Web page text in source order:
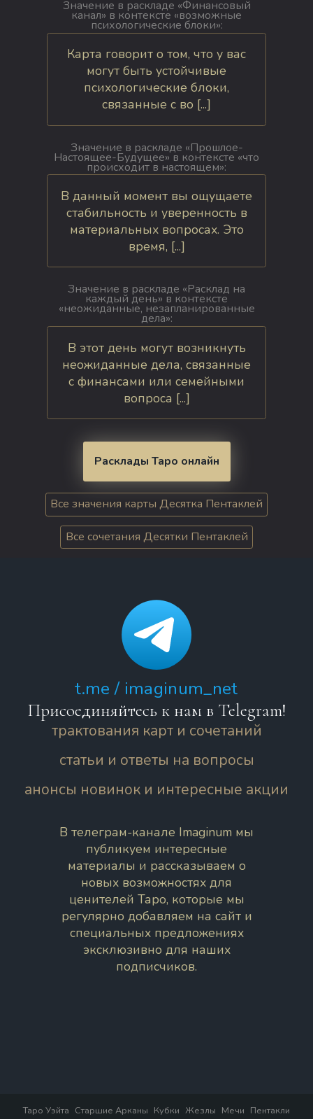
Значение в раскладе «Финансовый
канал» в контексте «возможные
психологические блоки»:
Карта говорит о том, что у вас
могут быть устойчивые
психологические блоки,
связанные с во [...]
Значение в раскладе «Прошлое-
Настоящее-Будущее» в контексте «что
происходит в настоящем»:
В данный момент вы ощущаете
стабильность и уверенность в
материальных вопросах. Это
время, [...]
Значение в раскладе «Расклад на
каждый день» в контексте
«неожиданные, незапланированные
дела»:
В этот день могут возникнуть
неожиданные дела, связанные
с финансами или семейными
вопроса [...]
Расклады Таро онлайн
Все значения карты Десятка Пентаклей
Все сочетания Десятки Пентаклей
t.me / imaginum_net
Присоединяйтесь к нам в Telegram!
трактования карт и сочетаний
статьи и ответы на вопросы
анонсы новинок и интересные акции
В телеграм-канале Imaginum мы
публикуем интересные
материалы и рассказываем о
новых возможностях для
ценителей Таро, которые мы
регулярно добавляем на сайт и
специальных предложениях
эксклюзивно для наших
подписчиков.
Таро Уэйта Старшие Арканы Кубки Жезлы Мечи Пентакли